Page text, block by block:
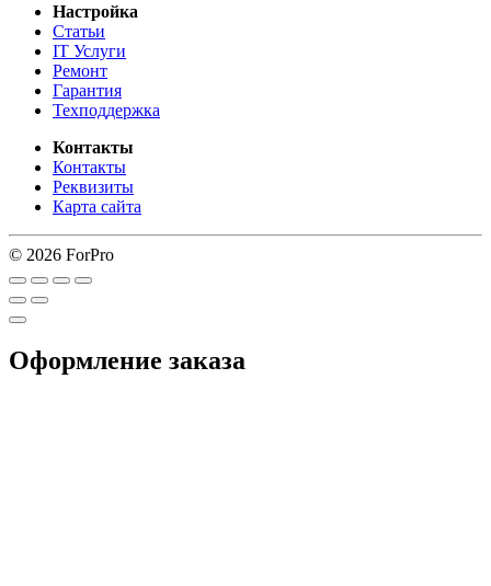
Настройка
Статьи
IT Услуги
Ремонт
Гарантия
Техподдержка
Контакты
Контакты
Реквизиты
Карта сайта
© 2026 ForPro
Оформление заказа